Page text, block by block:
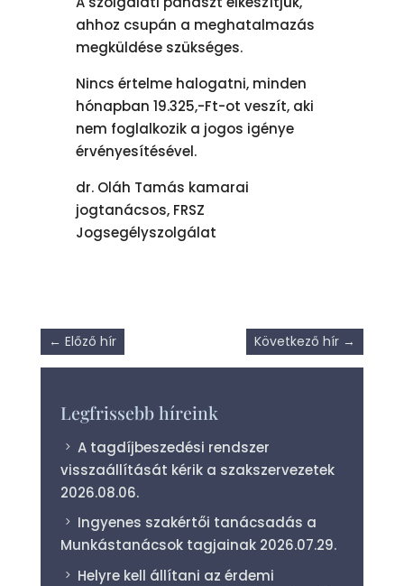
ahhoz csupán a meghatalmazás
megküldése szükséges.
Nincs értelme halogatni, minden
hónapban 19.325,-Ft-ot veszít, aki
nem foglalkozik a jogos igénye
érvényesítésével.
dr. Oláh Tamás kamarai
jogtanácsos, FRSZ
Jogsegélyszolgálat
← Előző hír Következő hír →
Legfrissebb híreink
A tagdíjbeszedési rendszer
visszaállítását kérik a szakszervezetek
2026.08.06.
Ingyenes szakértői tanácsadás a
Munkástanácsok tagjainak 2026.07.29.
Helyre kell állítani az érdemi